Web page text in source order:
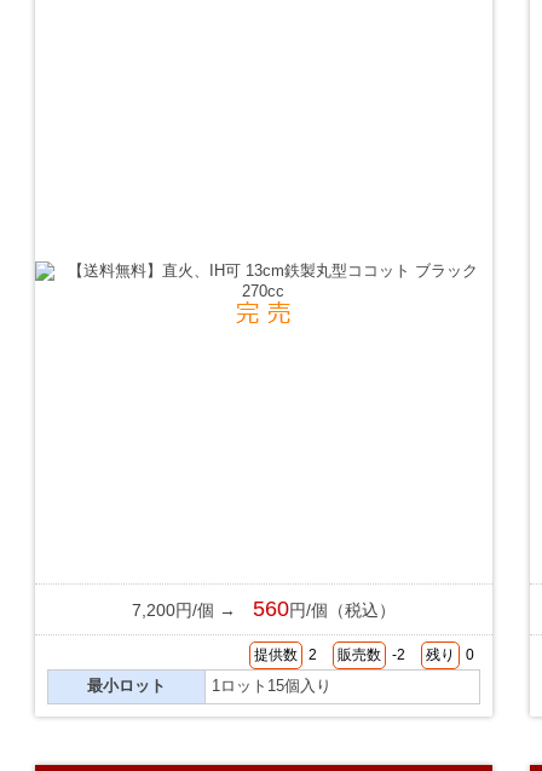
7,200円/個 → 560円/個（税込）
提供数 2 販売数 -2 残り 0
最小ロット 1ロット15個入り